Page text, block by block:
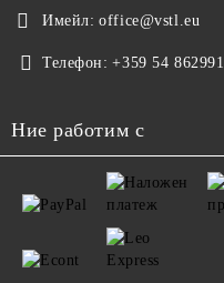
Имейл: office@vstl.eu
Телефон: +359 54 862991
Ние работим с